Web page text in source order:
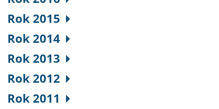
Rok 2015
Rok 2014
Rok 2013
Rok 2012
Rok 2011